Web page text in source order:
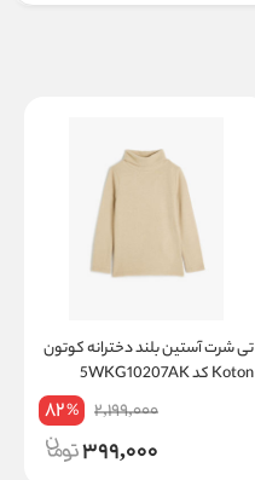
تی شرت آستین بلند دخترانه کوتون
Koton کد 5WKG10207AK
2,199,000
82%
399,000